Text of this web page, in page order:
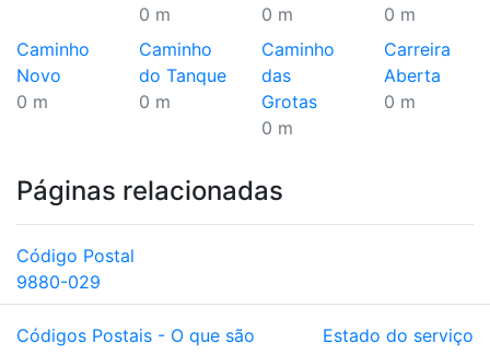
0 m
0 m
0 m
Caminho
Novo
0 m
Caminho
do Tanque
0 m
Caminho
das
Grotas
0 m
Carreira
Aberta
0 m
Páginas relacionadas
Código Postal
9880-029
Códigos Postais - O que são Estado do serviço